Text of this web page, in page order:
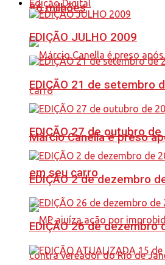
86 milhões
Márcio Canella é preso
em seu carro
Edição Digital
EDIÇÃO JULHO 2009
EDIÇÃO 21 de setembro
EDIÇÃO 27 de outubro
EDIÇÃO 2 de dezembro
EDIÇÃO 26 de dezembro